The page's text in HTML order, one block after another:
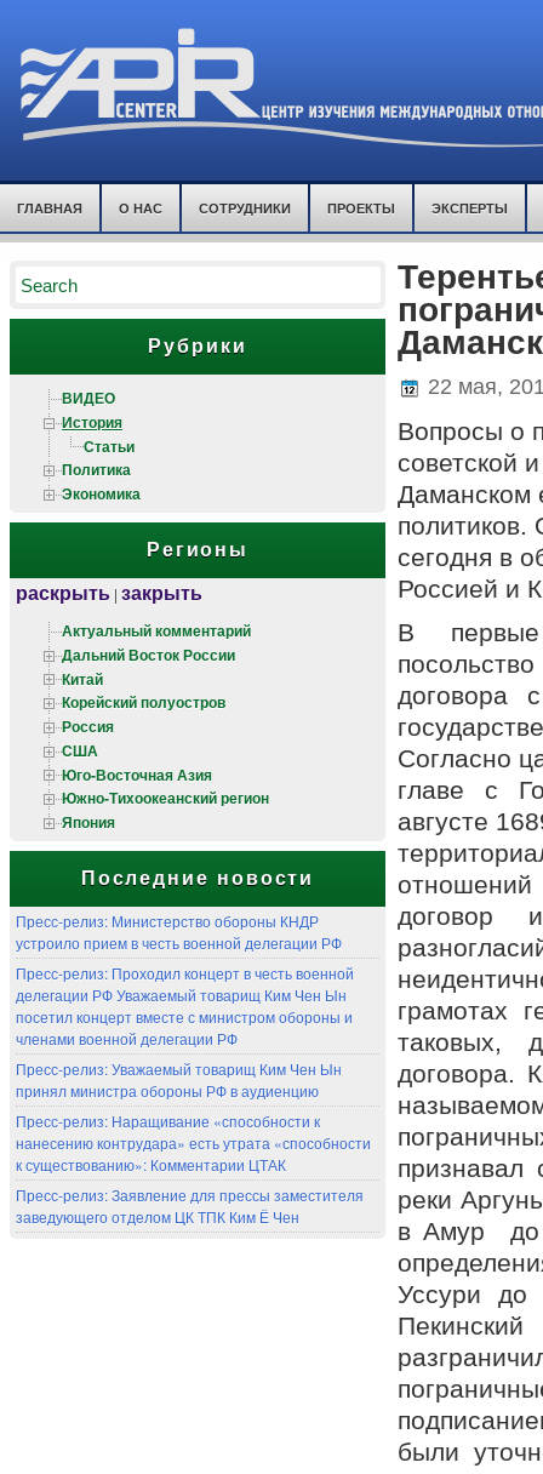
ГЛАВНАЯ О НАС СОТРУДНИКИ ПРОЕКТЫ ЭКСПЕРТЫ
Рубрики
ВИДЕО
История
Статьи
Политика
Экономика
Регионы
раскрыть | закрыть
Актуальный комментарий
Дальний Восток России
Китай
Корейский полуостров
Россия
США
Юго-Восточная Азия
Южно-Тихоокеанский регион
Япония
Последние новости
Пресс-релиз: Министерство обороны КНДР
устроило прием в честь военной делегации РФ
Пресс-релиз: Проходил концерт в честь военной
делегации РФ Уважаемый товарищ Ким Чен Ын
посетил концерт вместе с министром обороны и
членами военной делегации РФ
Пресс-релиз: Уважаемый товарищ Ким Чен Ын
принял министра обороны РФ в аудиенцию
Пресс-релиз: Наращивание «способности к
нанесению контрудара» есть утрата «способности
к существованию»: Комментарии ЦТАК
Пресс-релиз: Заявление для прессы заместителя
заведующего отделом ЦК ТПК Ким Ё Чен
22 мая,
Вопросы о
советской
Даманском
политиков.
сегодня в
Россией и
В первые
договора
Согласно
главе с
августе
договор
грамотах
таковых,
договора.
признавал
реки
в Амур до
Уссури до
были